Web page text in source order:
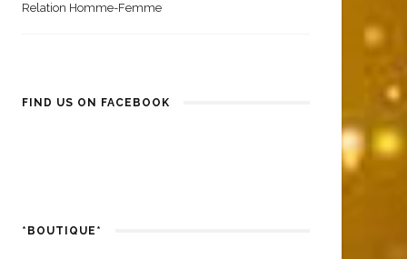
Relation Homme-Femme
FIND US ON FACEBOOK
*BOUTIQUE*